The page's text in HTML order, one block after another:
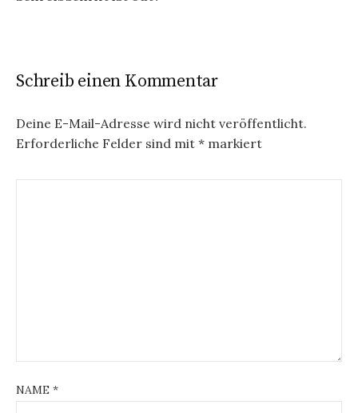
Schreib einen Kommentar
Deine E-Mail-Adresse wird nicht veröffentlicht.
Erforderliche Felder sind mit * markiert
NAME *